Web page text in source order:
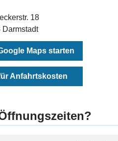
18
Darmstadt
Maps starten
Anfahrtskosten